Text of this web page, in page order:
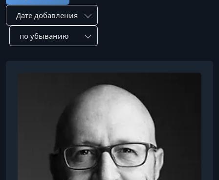
Сортировка по:
Сотировать по: